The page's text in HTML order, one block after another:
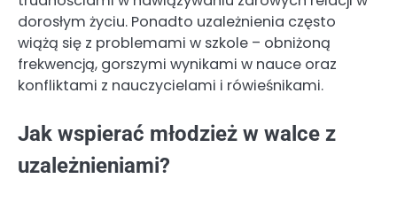
dorosłym życiu. Ponadto uzależnienia często
wiążą się z problemami w szkole – obniżoną
frekwencją, gorszymi wynikami w nauce oraz
konfliktami z nauczycielami i rówieśnikami.
Jak wspierać młodzież w walce z
uzależnieniami?